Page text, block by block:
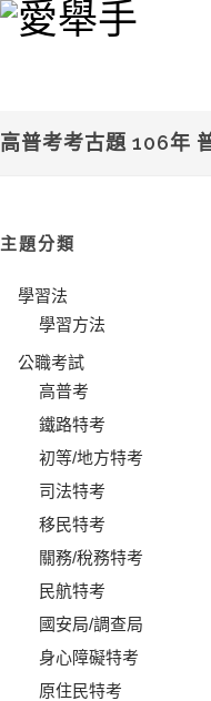
高普考考古題 106年
主題分類
學習法
學習方法
公職考試
高普考
鐵路特考
初等/地方特考
司法特考
移民特考
關務/稅務特考
民航特考
國安局/調查局
身心障礙特考
原住民特考